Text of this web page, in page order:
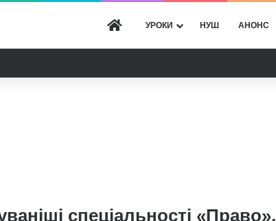
ГОЛОВНА
УРОКИ НУШ АНОНС
спеціальності «Право»,